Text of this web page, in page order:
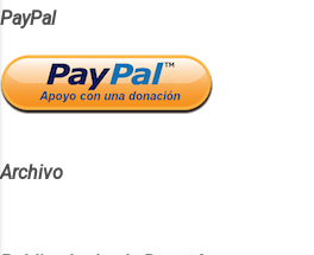
PayPal
Archivo